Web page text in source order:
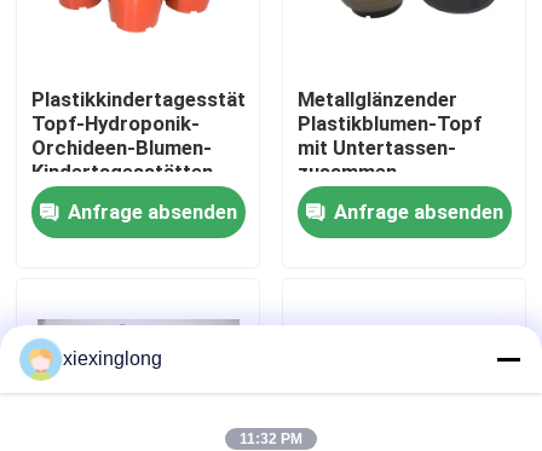
Qualitätskontrolle
Kontakt mit uns
Rechtssachen
EPS-EPP-Schaumstoff
Plastikkindertagesstätten-
Topf-Hydroponik-
Orchideen-Blumen-
Kindertagesstätten-
Töpfe des blumen-
Topf-1gallon
Anfrage absenden
Metallglänzender
Plastikblumen-Topf
mit Untertassen-
zusammen
chinesischer Art
Anfrage absenden
xiexinglong
11:32 PM